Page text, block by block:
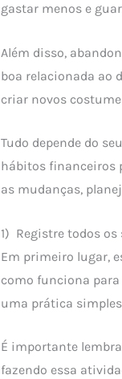
gastar menos e
Além disso,
boa relacionada ao
criar novos
Tudo depende do
hábitos financeiros
as mudanças,
1) Registre todos os
Em primeiro lugar,
como funciona
uma prática
É importante
fazendo essa